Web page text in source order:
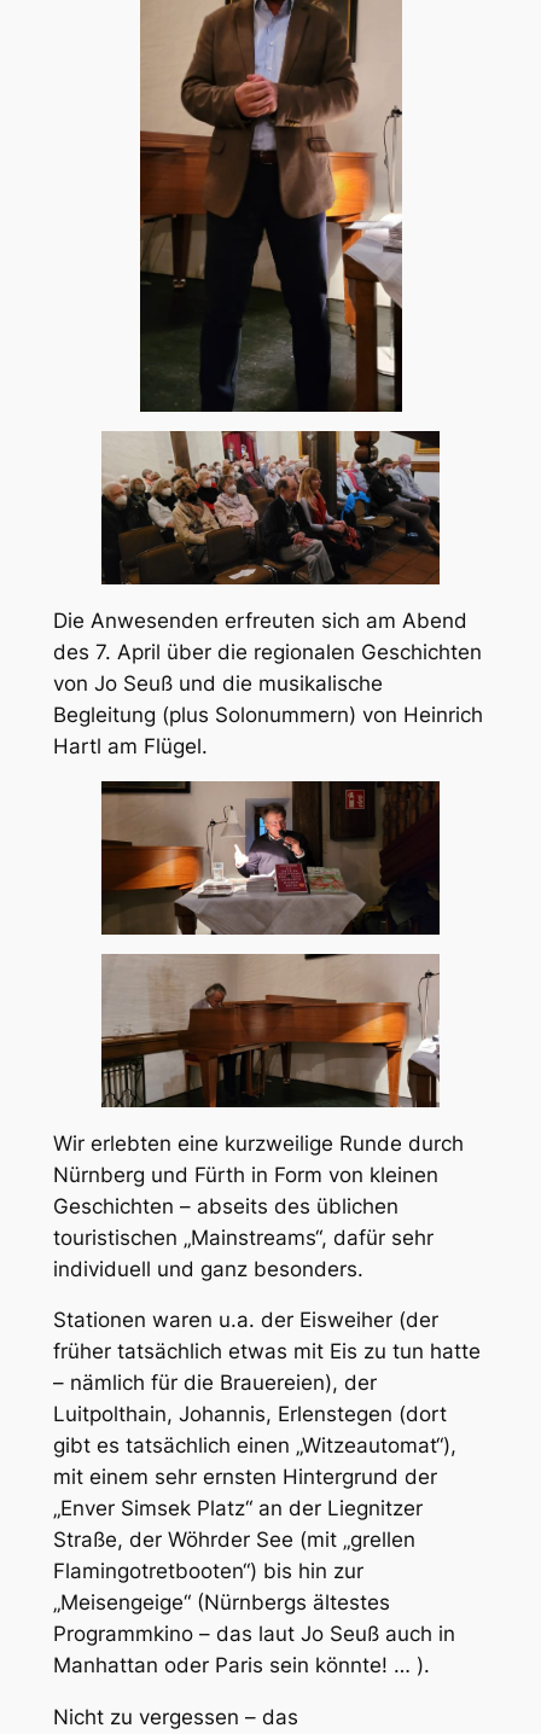
Die Anwesenden erfreuten sich am Abend
des 7. April über die regionalen Geschichten
von Jo Seuß und die musikalische
Begleitung (plus Solonummern) von Heinrich
Hartl am Flügel.
Wir erlebten eine kurzweilige Runde durch
Nürnberg und Fürth in Form von kleinen
Geschichten – abseits des üblichen
touristischen „Mainstreams“, dafür sehr
individuell und ganz besonders.
Stationen waren u.a. der Eisweiher (der
früher tatsächlich etwas mit Eis zu tun hatte
– nämlich für die Brauereien), der
Luitpolthain, Johannis, Erlenstegen (dort
gibt es tatsächlich einen „Witzeautomat“),
mit einem sehr ernsten Hintergrund der
„Enver Simsek Platz“ an der Liegnitzer
Straße, der Wöhrder See (mit „grellen
Flamingotretbooten“) bis hin zur
„Meisengeige“ (Nürnbergs ältestes
Programmkino – das laut Jo Seuß auch in
Manhattan oder Paris sein könnte! … ).
Nicht zu vergessen – das